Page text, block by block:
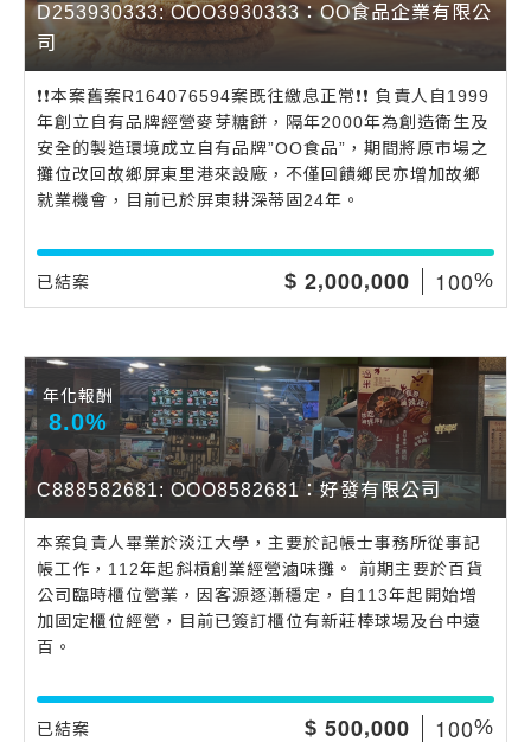
D253930333: OOO3930333：OO食品企業有限公
司
❗️❗️本案舊案R164076594案既往繳息正常❗️❗️ 負責人自1999
年創立自有品牌經營麥芽糖餅，隔年2000年為創造衛生及
安全的製造環境成立自有品牌”OO食品”，期間將原市場之
攤位改回故鄉屏東里港來設廠，不僅回饋鄉民亦增加故鄉
就業機會，目前已於屏東耕深蒂固24年。
已結案 $ 2,000,000 100%
C888582681: OOO8582681：好發有限公司
年化報酬
8.0%
本案負責人畢業於淡江大學，主要於記帳士事務所從事記
帳工作，112年起斜槓創業經營滷味攤。 前期主要於百貨
公司臨時櫃位營業，因客源逐漸穩定，自113年起開始增
加固定櫃位經營，目前已簽訂櫃位有新莊棒球場及台中遠
百。
已結案 $ 500,000 100%